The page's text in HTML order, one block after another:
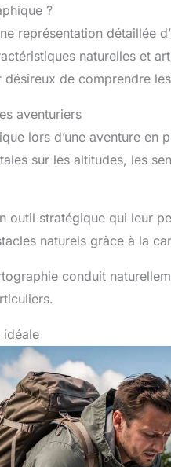
?
représentation détaillée
naturelles et
de comprendre
aventuriers
lors d’une aventure
sur les altitudes, les
outil stratégique qui leur
naturels grâce à la
conduit
idéale